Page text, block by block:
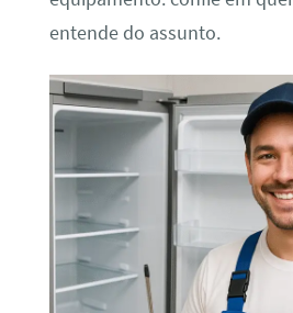
entende do assunto.